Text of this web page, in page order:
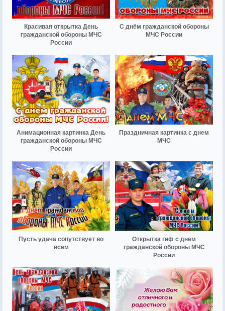
Красивая открытка День
гражданской обороны МЧС
России
С днём гражданской обороны
МЧС России
Анимационная картинка День
гражданской обороны МЧС
России
Праздничная картинка с днем
МЧС
Пусть удача сопутствует во
всем
Открытка гиф с днем
гражданской обороны МЧС
России